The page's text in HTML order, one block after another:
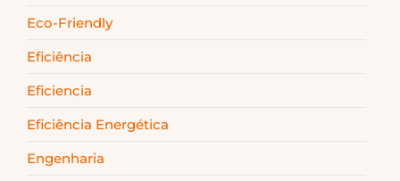
Eco-Friendly
Eficiência
Eficiencia
Eficiência Energética
Engenharia